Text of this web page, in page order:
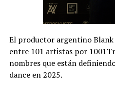
El productor argentino Blank
entre 101 artistas por
nombres que están
dance en 2025.